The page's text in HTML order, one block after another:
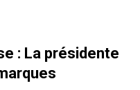
: La présidente